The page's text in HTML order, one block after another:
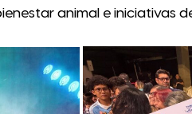
animal e iniciativas